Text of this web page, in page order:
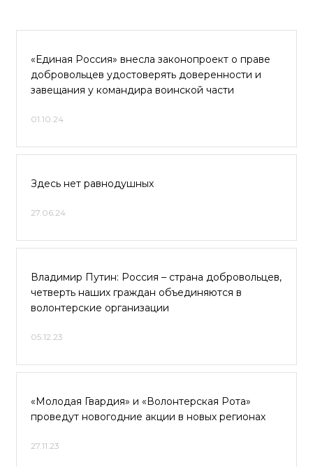
«Единая Россия» внесла законопроект о праве
добровольцев удостоверять доверенности и
завещания у командира воинской части
01.10.24
Здесь нет равнодушных
27.06.24
Владимир Путин: Россия – страна добровольцев,
четверть наших граждан объединяются в
волонтерские организации
05.12.23
«Молодая Гвардия» и «Волонтерская Рота»
проведут новогодние акции в новых регионах
27.11.23